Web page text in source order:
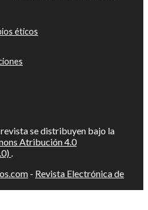
éticos
se distribuyen bajo la
Atribución 4.0
.
- Revista Electrónica de